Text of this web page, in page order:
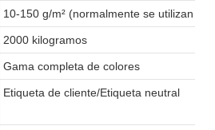
10-150 g/m² (normalmente se utilizan
2000 kilogramos
Gama completa de colores
Etiqueta de cliente/Etiqueta neutral